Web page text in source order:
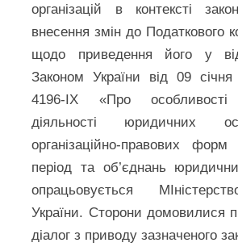
організацій в контексті
внесення змін до Податкового
щодо приведення його у
Законом України від 09
4196-IX «Про особливості
діяльності юридичних
організаційно-правових
період та об’єднань
опрацьовується
України. Сторони домовилися
діалог з приводу зазначеного